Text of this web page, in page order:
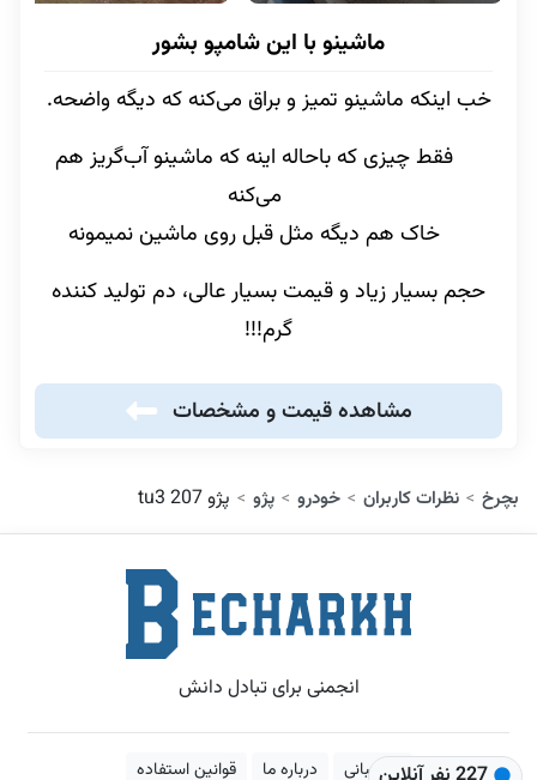
ماشینو با این شامپو بشور
خب اینکه ماشینو تمیز و براق می‌کنه که دیگه واضحه.
فقط چیزی که باحاله اینه که ماشینو آب‌گریز هم
می‌کنه
خاک هم دیگه مثل قبل روی ماشین نمیمونه
حجم بسیار زیاد و قیمت بسیار عالی، دم تولید کننده
گرم!!!
مشاهده قیمت و مشخصات
بچرخ > نظرات کاربران > خودرو > پژو > پژو 207 tu3
انجمنی برای تبادل دانش
پشتیبانی درباره ما قوانین استفاده